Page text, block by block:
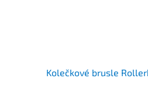
Kolečkové brusle